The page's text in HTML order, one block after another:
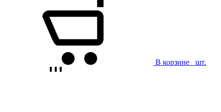
В корзине шт.